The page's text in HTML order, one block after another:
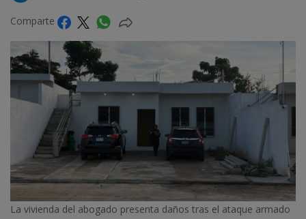
Comparte
La vivienda del abogado presenta daños tras el ataque armado